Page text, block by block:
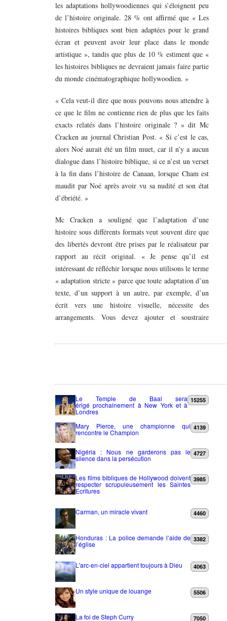
les adaptations hollywoodiennes qui s’éloignent peu
de l’histoire originale. 28 % ont affirmé que « Les
histoires bibliques sont bien adaptées pour le grand
écran et peuvent avoir leur place dans le monde
artistique », tandis que plus de 10 % estiment que «
les histoires bibliques ne devraient jamais faire partie
du monde cinématographique hollywoodien. »
« Cela veut-il dire que nous pouvons nous attendre à
ce que le film ne contienne rien de plus que les faits
exacts relatés dans l’histoire originale ? » dit Mc
Cracken au journal Christian Post. « Si c’est le cas,
alors Noé aurait été un film muet, car il n’y a aucun
dialogue dans l’histoire biblique, si ce n’est un verset
à la fin dans l’histoire de Canaan, lorsque Cham est
maudit par Noé après avoir vu sa nudité et son état
d’ébriété. »
Mc Cracken a souligné que l’adaptation d’une
histoire sous différents formats veut souvent dire que
des libertés devront être prises par le réalisateur par
rapport au récit original. « Je pense qu’il est
intéressant de réfléchir lorsque nous utilisons le terme
« adaptation stricte » parce que toute adaptation d’un
texte, d’un support à un autre, par exemple, d’un
écrit vers une histoire visuelle, nécessite des
arrangements. Vous devez ajouter et soustraire
Le Temple de Baal sera
érigé prochainement à New York et à
Londres
15255
Mary Pierce, une championne qui
rencontre le Champion
4139
Nigéria : Nous ne garderons pas le
silence dans la persécution
4727
Les films bibliques de Hollywood doivent
respecter scrupuleusement les Saintes
Ecritures
3985
Carman, un miracle vivant 4460
Honduras : La police demande l’aide de
l’église
3382
L'arc-en-ciel appartient toujours à Dieu 4063
Un style unique de louange 5506
La foi de Steph Curry 7050